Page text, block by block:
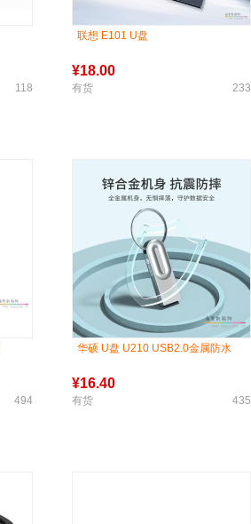
118
联想 E101 U盘
¥18.00
有货 233
494
华硕 U盘 U210 USB2.0金属防水
¥16.40
有货 435